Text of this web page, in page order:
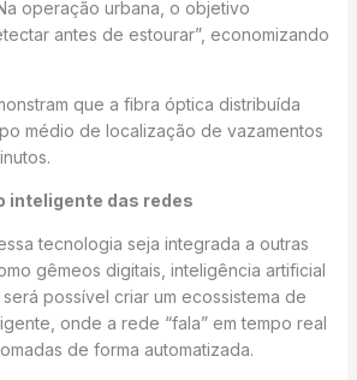
operação urbana, o objetivo
antes de estourar”, economizando
que a fibra óptica distribuída
médio de localização de vazamentos
inteligente das redes
tecnologia seja integrada a outras
gêmeos digitais, inteligência artificial
possível criar um ecossistema de
onde a rede “fala” em tempo real
de forma automatizada.